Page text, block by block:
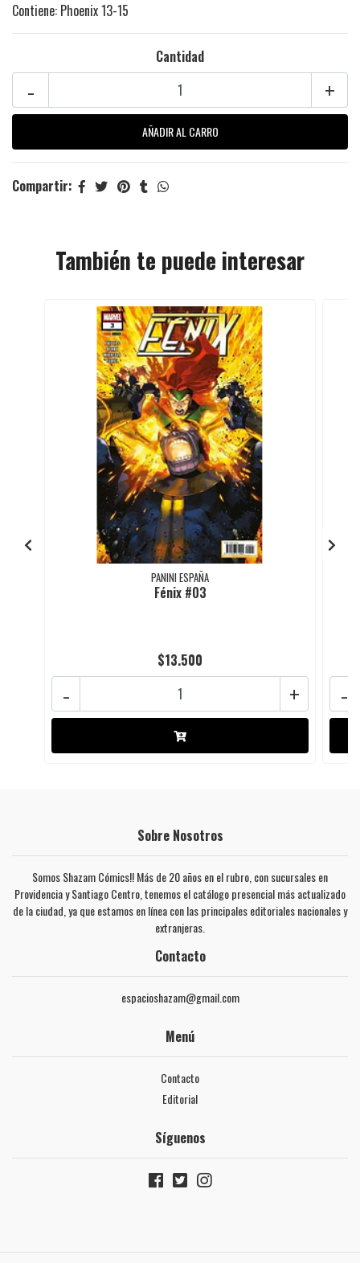
Contiene: Phoenix 13-15
Cantidad
+
-
Compartir:
También te puede interesar
PANINI ESPAÑA
Fénix #03
$13.500
+
- -
Sobre Nosotros
Somos Shazam Cómics!! Más de 20 años en el rubro, con sucursales en
Providencia y Santiago Centro, tenemos el catálogo presencial más actualizado
de la ciudad, ya que estamos en línea con las principales editoriales nacionales y
extranjeras.
Contacto
espacioshazam@gmail.com
Menú
Contacto
Editorial
Síguenos